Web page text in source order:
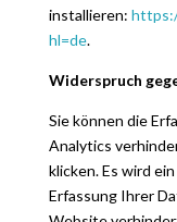
installieren:
hl=de.
Widerspruch
Sie können die
Analytics
klicken. Es wird
Erfassung Ihrer